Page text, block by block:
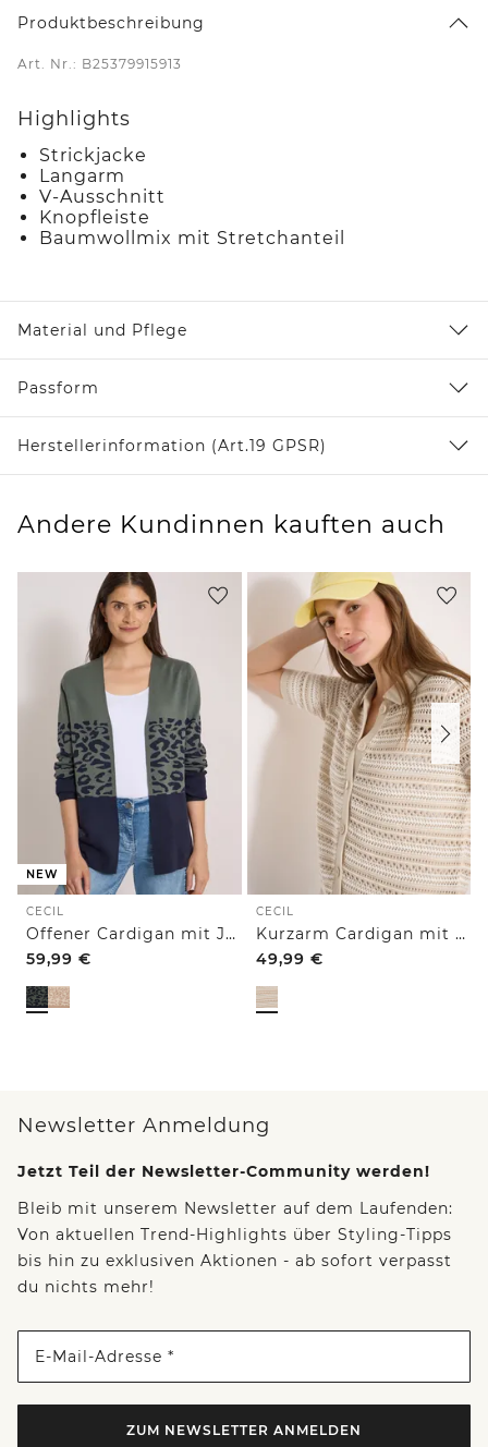
Produktbeschreibung
Art. Nr.: B25379915913
Highlights
Strickjacke
Langarm
V-Ausschnitt
Knopfleiste
Baumwollmix mit Stretchanteil
Material und Pflege
Passform
Herstellerinformation (Art.19 GPSR)
Andere Kundinnen kauften auch
NEW
CECIL
Offener Cardigan mit Jacquard-Muster
59,99 €
CECIL
Kurzarm Cardigan mit Polokragen
49,99 €
Newsletter Anmeldung
Jetzt Teil der Newsletter-Community werden!
Bleib mit unserem Newsletter auf dem Laufenden:
Von aktuellen Trend-Highlights über Styling-Tipps
bis hin zu exklusiven Aktionen - ab sofort verpasst
du nichts mehr!
E-Mail-Adresse *
ZUM NEWSLETTER ANMELDEN